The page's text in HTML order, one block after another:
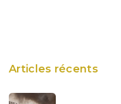
Articles récents